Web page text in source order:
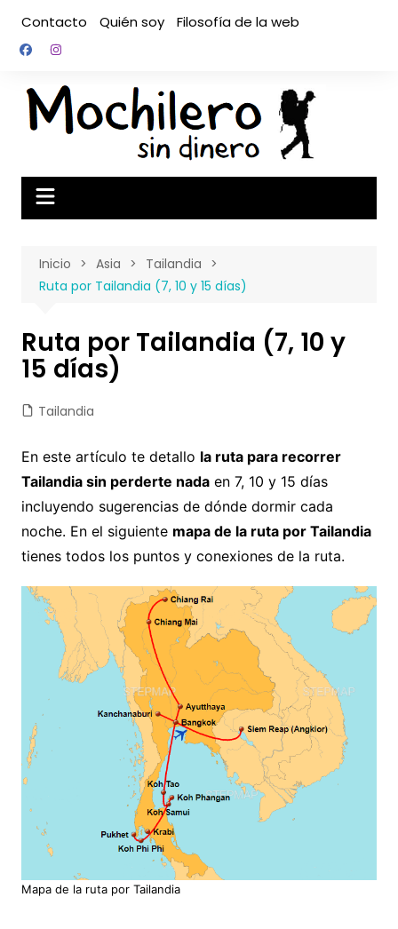
contenido
Contacto Quién soy Filosofía de la web
Inicio Asia
Tailandia
Ruta por Tailandia (7, 10 y 15 días)
Ruta por Tailandia (7, 10 y
15 días)
Tailandia
En este artículo te detallo la ruta para recorrer
Tailandia sin perderte nadaen 7, 10 y 15 días
incluyendo sugerencias de dónde dormir cada
noche. En el siguiente mapa de la ruta por Tailandia
tienes todos los puntos y conexiones de la ruta.
Mapa de la ruta por Tailandia